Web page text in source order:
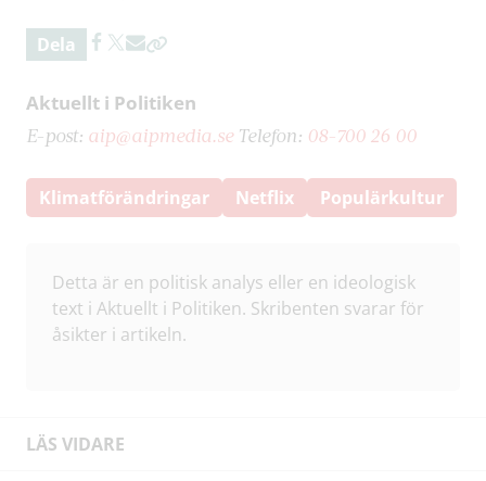
Dela
Aktuellt i Politiken
E-post: aip@aipmedia.seTelefon: 08-700 26 00
Klimatförändringar Netflix Populärkultur
Detta är en politisk analys eller en ideologisk
text i Aktuellt i Politiken. Skribenten svarar för
åsikter i artikeln.
LÄS VIDARE